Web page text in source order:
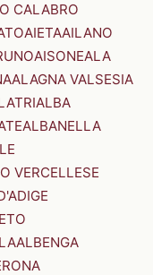
CALABRO
AIETAAILANO
AISONEALA
ALAGNA VALSESIA
ALBA
ALBANELLA
VERCELLESE
ALBENGA